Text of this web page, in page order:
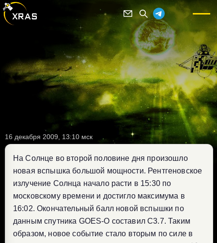
16 декабря 2009, 13:10 мск
На Солнце во второй половине дня произошло
новая вспышка большой мощности. Рентгеновское
излучение Солнца начало расти в 15:30 по
московскому времени и достигло максимума в
16:02. Окончательный балл новой вспышки по
данным спутника GOES-O составил C3.7. Таким
образом, новое событие стало вторым по силе в